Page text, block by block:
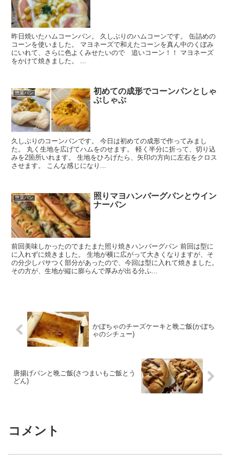
昨日焼いたハムコーンパン。 久しぶりのハムコーンです。 缶詰めの
コーンを使いました。 マヨネーズで和えたコーンを真ん中のくぼみ
にいれて、さらに色よくみせたいので 追いコーン！！ マヨネーズ
をかけて焼きました。 ...
惣菜パン
初めての成形でコーンパンとしゃ
ぶしゃぶ
久しぶりのコーンパンです。 今日は初めての成形で作ってみまし
た。 丸く生地を広げてハムをのせます。 軽く半分に折って、切り込
みを2箇所いれます。 生地をひろげたら、矢印の方向に左右をクロス
させます。 こんな感じになり...
惣菜パン
照りマヨハンバーグパンとウイン
ナーパン
前回美味しかったのでまたまた照り焼きハンバーグパン 前回は型に
に入れずに焼きました。 生地が横に広がって大きくなりますが、そ
の分少しパサつく部分があったので、今回は型に入れて焼きました。
その方が、生地が縦に膨らんで厚みが出る分ふ...
かぼちゃのチーズケーキと晩ご飯(かぼち
ゃのシチュー)
唐揚げパンと晩ご飯(さつまいもご飯とう
どん)
コメント